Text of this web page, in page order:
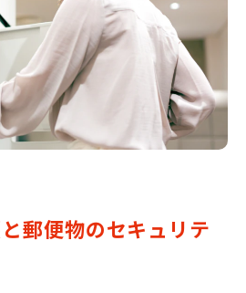
郵便物のセキュリテ